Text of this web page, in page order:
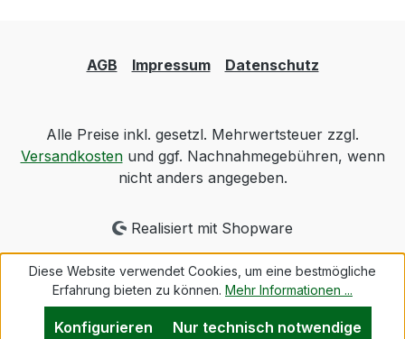
AGB Impressum Datenschutz
Alle Preise inkl. gesetzl. Mehrwertsteuer zzgl.
Versandkostenund ggf. Nachnahmegebühren, wenn
nicht anders angegeben.
Realisiert mit Shopware
Diese Website verwendet Cookies, um eine bestmögliche
Erfahrung bieten zu können. Mehr Informationen ...
Nur technisch notwendige
Konfigurieren